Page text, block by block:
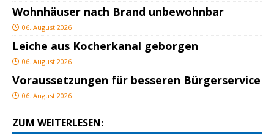
Wohnhäuser nach Brand unbewohnbar
06. August 2026
Leiche aus Kocherkanal geborgen
06. August 2026
Voraussetzungen für besseren Bürgerservice
06. August 2026
ZUM WEITERLESEN: